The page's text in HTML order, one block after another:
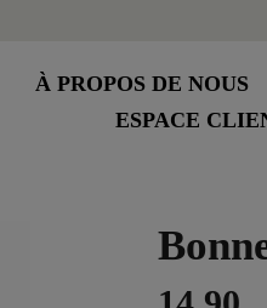
À PROPOS DE NOUS
ESPACE